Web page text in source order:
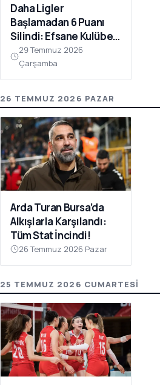
Daha Ligler
Başlamadan 6 Puanı
Silindi: Efsane Kulübe
FIFA Darbesi!
29 Temmuz 2026
Çarşamba
26 TEMMUZ 2026 PAZAR
Arda Turan Bursa’da
Alkışlarla Karşılandı:
Tüm Stat İncindi!
26 Temmuz 2026 Pazar
25 TEMMUZ 2026 CUMARTESI